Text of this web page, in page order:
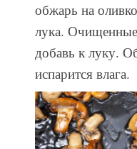
обжарь на
лука.
добавь к луку.
испарится влага.